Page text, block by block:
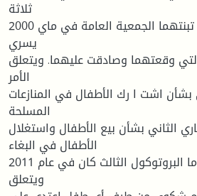
ثلاثة
بروتوكولات. فالأولان تبنتهما الجمعیة العامة في ماي 2000
یسري
وقعتهما وصادقت علیهما. ویتعلق
الأمر
بشأن اشت ا رك الأطفال في المنازعات
المسلحة
الثاني بشأن بیع الأطفال واستغلال
الأطفال في البغاء
وفي المواد الإباحیة. أما البروتوكول الثالث كان في عام 2011
ویتعلق